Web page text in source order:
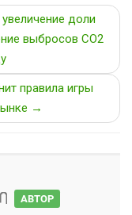
доли
выбросов CO2
правила игры
→
АВТОР